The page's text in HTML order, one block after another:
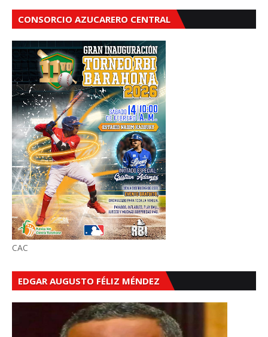
CONSORCIO AZUCARERO CENTRAL
CAC
EDGAR AUGUSTO FÉLIZ MÉNDEZ